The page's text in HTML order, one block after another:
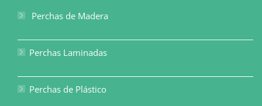
Perchas de Madera
Perchas Laminadas
Perchas de Plástico